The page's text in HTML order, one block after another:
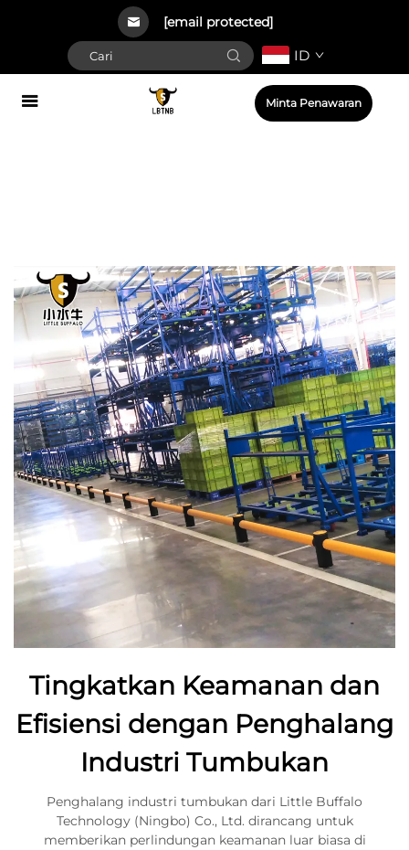
[email protected]
ID
Minta Penawaran
Tingkatkan Keamanan dan
Efisiensi dengan Penghalang
Industri Tumbukan
Penghalang industri tumbukan dari Little Buffalo
Technology (Ningbo) Co., Ltd. dirancang untuk
memberikan perlindungan keamanan luar biasa di